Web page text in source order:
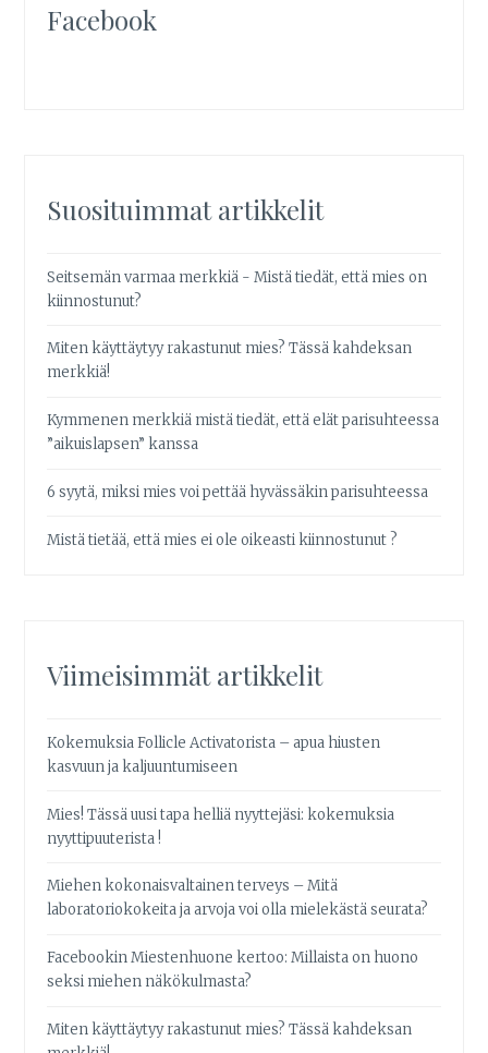
Facebook
Suosituimmat artikkelit
Seitsemän varmaa merkkiä - Mistä tiedät, että mies on
kiinnostunut?
Miten käyttäytyy rakastunut mies? Tässä kahdeksan
merkkiä!
Kymmenen merkkiä mistä tiedät, että elät parisuhteessa
”aikuislapsen” kanssa
6 syytä, miksi mies voi pettää hyvässäkin parisuhteessa
Mistä tietää, että mies ei ole oikeasti kiinnostunut ?
Viimeisimmät artikkelit
Kokemuksia Follicle Activatorista – apua hiusten
kasvuun ja kaljuuntumiseen
Mies! Tässä uusi tapa helliä nyyttejäsi: kokemuksia
nyyttipuuterista !
Miehen kokonaisvaltainen terveys – Mitä
laboratoriokokeita ja arvoja voi olla mielekästä seurata?
Facebookin Miestenhuone kertoo: Millaista on huono
seksi miehen näkökulmasta?
Miten käyttäytyy rakastunut mies? Tässä kahdeksan